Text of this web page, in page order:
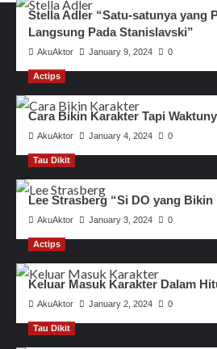
Stella Adler “Satu-satunya yang
Langsung Pada Stanislavski”
AkuAktor January 9, 2024 0
Actips
Cara Bikin Karakter Tapi
AkuAktor January 4, 2024 0
Tau Dikit
Lee Strasberg “Si DO yang
AkuAktor January 3, 2024 0
Actips
Keluar Masuk Karakter Dalam
AkuAktor January 2, 2024 0
Tau Dikit